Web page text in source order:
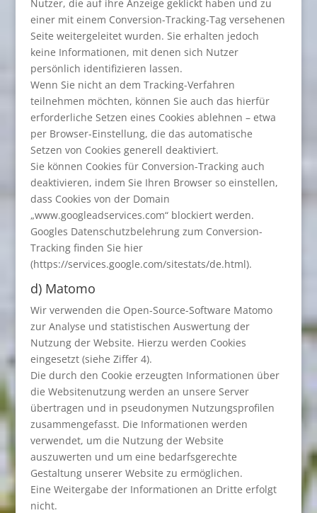
Nutzer, die auf ihre Anzeige geklickt haben und zu
einer mit einem Conversion-Tracking-Tag versehenen
Seite weitergeleitet wurden. Sie erhalten jedoch
keine Informationen, mit denen sich Nutzer
persönlich identifizieren lassen.
Wenn Sie nicht an dem Tracking-Verfahren
teilnehmen möchten, können Sie auch das hierfür
erforderliche Setzen eines Cookies ablehnen – etwa
per Browser-Einstellung, die das automatische
Setzen von Cookies generell deaktiviert.
Sie können Cookies für Conversion-Tracking auch
deaktivieren, indem Sie Ihren Browser so einstellen,
dass Cookies von der Domain
„www.googleadservices.com“ blockiert werden.
Googles Datenschutzbelehrung zum Conversion-
Tracking finden Sie hier
(https://services.google.com/sitestats/de.html).
d) Matomo
Wir verwenden die Open-Source-Software Matomo
zur Analyse und statistischen Auswertung der
Nutzung der Website. Hierzu werden Cookies
eingesetzt (siehe Ziffer 4).
Die durch den Cookie erzeugten Informationen über
die Websitenutzung werden an unsere Server
übertragen und in pseudonymen Nutzungsprofilen
zusammengefasst. Die Informationen werden
verwendet, um die Nutzung der Website
auszuwerten und um eine bedarfsgerechte
Gestaltung unserer Website zu ermöglichen.
Eine Weitergabe der Informationen an Dritte erfolgt
nicht.